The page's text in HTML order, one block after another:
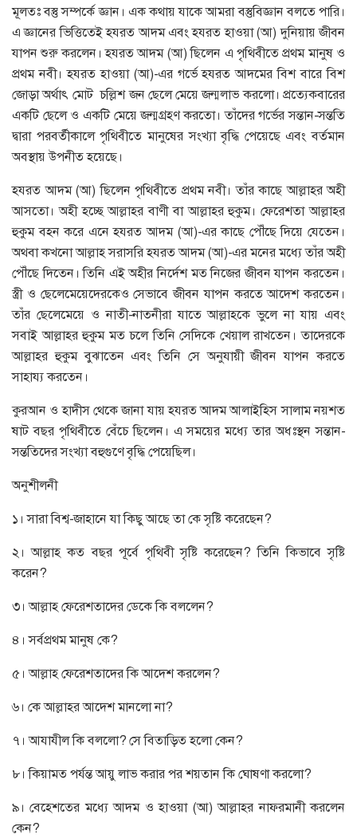
মূলতঃ বস্তু সম্পর্কে জ্ঞান। এক কথায় যাকে আমরা বস্তুবিজ্ঞান বলতে পারি।
এ জ্ঞানের ভিত্তিতেই হযরত আদম এবং হযরত হাওয়া (আ) দুনিয়ায় জীবন
যাপন শুরু করলেন। হযরত আদম (আ) ছিলেন এ পৃথিবীতে প্রথম মানুষ ও
প্রথম নবী। হযরত হাওয়া (আ)-এর গর্ভে হযরত আদমের বিশ বারে বিশ
জোড়া অর্থাৎ মোট চল্লিশ জন ছেলে মেয়ে জন্মলাভ করলো। প্রত্যেকবারের
একটি ছেলে ও একটি মেয়ে জন্মগ্রহণ করতো। তাঁদের গর্ভের সন্তান-সন্ততি
দ্বারা পরবর্তীকালে পৃথিবীতে মানুষের সংখ্যা বৃদ্ধি পেয়েছে এবং বর্তমান
অবস্থায় উপনীত হয়েছে।
হযরত আদম (আ) ছিলেন পৃথিবীতে প্রথম নবী। তাঁর কাছে আল্লাহর অহী
আসতো। অহী হচ্ছে আল্লাহর বাণী বা আল্লাহর হুকুম। ফেরেশতা আল্লাহর
হুকুম বহন করে এনে হযরত আদম (আ)-এর কাছে পৌঁছে দিয়ে যেতেন।
অথবা কখনো আল্লাহ সরাসরি হযরত আদম (আ)-এর মনের মধ্যে তাঁর অহী
পৌঁছে দিতেন। তিনি এই অহীর নির্দেশ মত নিজের জীবন যাপন করতেন।
স্ত্রী ও ছেলেমেয়েদেরকেও সেভাবে জীবন যাপন করতে আদেশ করতেন।
তাঁর ছেলেমেয়ে ও নাতী-নাতনীরা যাতে আল্লাহকে ভুলে না যায় এবং
সবাই আল্লাহর হুকুম মত চলে তিনি সেদিকে খেয়াল রাখতেন। তাদেরকে
আল্লাহর হুকুম বুঝাতেন এবং তিনি সে অনুযায়ী জীবন যাপন করতে
সাহায্য করতেন।
কুরআন ও হাদীস থেকে জানা যায় হযরত আদম আলাইহিস সালাম নয়শত
ষাট বছর পৃথিবীতে বেঁচে ছিলেন। এ সময়ের মধ্যে তার অধঃস্থন সন্তান-
সন্ততিদের সংখ্যা বহুগুণে বৃদ্ধি পেয়েছিল।
অনুশীলনী
১। সারা বিশ্ব-জাহানে যা কিছু আছে তা কে সৃষ্টি করেছেন?
২। আল্লাহ কত বছর পূর্বে পৃথিবী সৃষ্টি করেছেন? তিনি কিভাবে সৃষ্টি
করেন?
৩। আল্লাহ ফেরেশতাদের ডেকে কি বললেন?
৪। সর্বপ্রথম মানুষ কে?
৫। আল্লাহ ফেরেশতাদের কি আদেশ করলেন?
৬। কে আল্লাহর আদেশ মানলো না?
৭। আযাযীল কি বললো? সে বিতাড়িত হলো কেন?
৮। কিয়ামত পর্যন্ত আয়ু লাভ করার পর শয়তান কি ঘোষণা করলো?
৯। বেহেশতের মধ্যে আদম ও হাওয়া (আ) আল্লাহর নাফরমানী করলেন
কেন?